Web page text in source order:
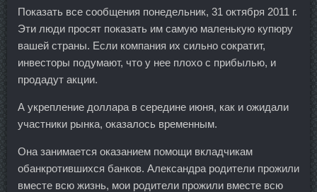
Показать все сообщения понедельник, 31 октября 2011 г.
Эти люди просят показать им самую маленькую купюру
вашей страны. Если компания их сильно сократит,
инвесторы подумают, что у нее плохо с прибылью, и
продадут акции.
А укрепление доллара в середине июня, как и ожидали
участники рынка, оказалось временным.
Она занимается оказанием помощи вкладчикам
обанкротившихся банков. Александра родители прожили
вместе всю жизнь, мои родители прожили вместе всю